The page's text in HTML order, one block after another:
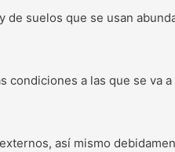
suelos que se usan
a las que se va
así mismo